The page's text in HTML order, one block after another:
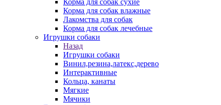
Корма для собак сухие
Корма для собак влажные
Лакомства для собак
Корма для собак лечебные
Игрушки собаки
Назад
Игрушки собаки
Винил,резина,латекс,дерево
Интерактивные
Кольца, канаты
Мягкие
Мячики